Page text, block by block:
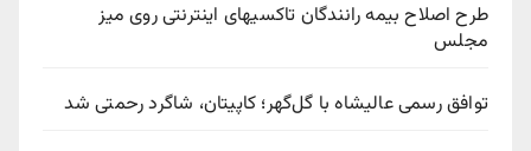
طرح اصلاح بیمه رانندگان تاکسیهای اینترنتی روی میز
مجلس
توافق رسمی عالیشاه با گل‌گهر؛ کاپیتان، شاگرد رحمتی شد